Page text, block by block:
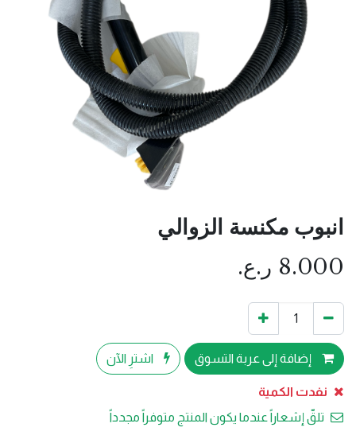
انبوب مكنسة الزوالي
8.000 ر.ع.
إضافة إلى عربة التسوق اشترِ الآن
نفدت الكمية
تلقّ إشعاراً عندما يكون المنتج متوفراً مجدداً